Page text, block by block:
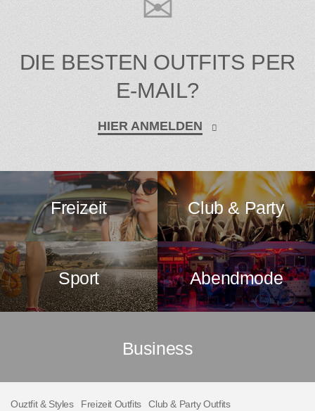
DIE BESTEN OUTFITS PER
E-MAIL?
HIER ANMELDEN
Freizeit Club & Party
Sport Abendmode
Business
Ouztfit & Styles Freizeit Outfits
Club & Party Outfits